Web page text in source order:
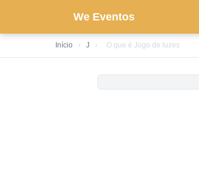
We Eventos
Início › J › O que é Jogo de luzes